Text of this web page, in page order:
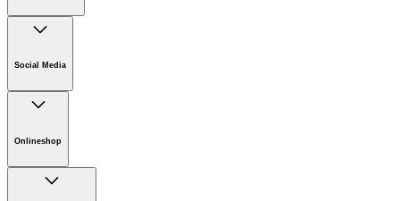
Sustenabilitate
Noutati
Social Media
Onlineshop
Informații magazin online